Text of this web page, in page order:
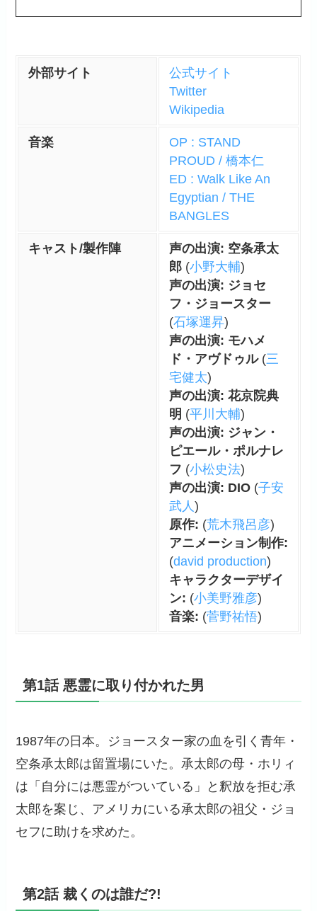
外部サイト
公式サイト
Twitter
Wikipedia
音楽
OP : STAND
PROUD / 橋本仁
ED : Walk Like An
Egyptian / THE
BANGLES
キャスト/製作陣
声の出演: 空条承太
郎(小野大輔)
声の出演: ジョセ
フ・ジョースター
(石塚運昇)
声の出演: モハメ
ド・アヴドゥル(三
宅健太)
声の出演: 花京院典
明 (平川大輔)
声の出演: ジャン・
ピエール・ポルナレ
フ (小松史法)
声の出演: DIO(子安
武人 )
原作: (荒木飛呂彦)
アニメーション制作:
(david production)
キャラクターデザイ
ン: (小美野雅彦)
音楽: (菅野祐悟)
第1話 悪霊に取り付かれた男
1987年の日本。ジョースター家の血を引く青年・
空条承太郎は留置場にいた。承太郎の母・ホリィ
は「自分には悪霊がついている」と釈放を拒む承
太郎を案じ、アメリカにいる承太郎の祖父・ジョ
セフに助けを求めた。
第2話 裁くのは誰だ?!